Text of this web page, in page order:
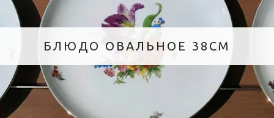
БЛЮДО ОВАЛЬНОЕ 38СМ